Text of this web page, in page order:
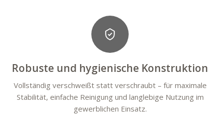
Robuste und hygienische Konstruktion
Vollständig verschweißt statt verschraubt – für maximale
Stabilität, einfache Reinigung und langlebige Nutzung im
gewerblichen Einsatz.